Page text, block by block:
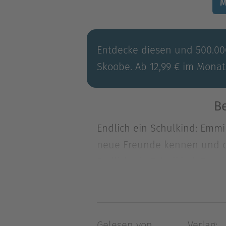
Entdecke diesen und
Skoobe. Ab 12,99 € im
Endlich ein Schulkind:
neue Freunde kennen und
neue Freunde kennen und